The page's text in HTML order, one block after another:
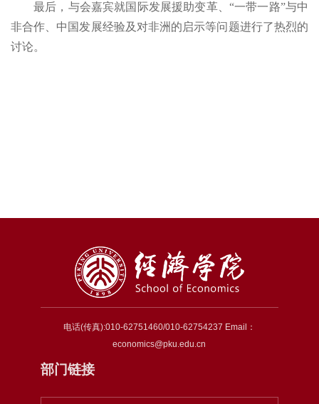
最后，与会嘉宾就国际发展援助变革、“一带一路”与中
非合作、中国发展经验及对非洲的启示等问题进行了热烈的
讨论。
电话(传真):010-62751460/010-62754237 Email：
economics@pku.edu.cn
部门链接